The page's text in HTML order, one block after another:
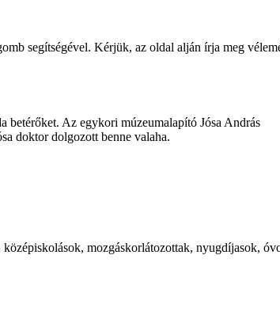
segítségével. Kérjük, az oldal alján írja meg
betérőket. Az egykori múzeumalapító Jósa András
doktor dolgozott benne valaha.
mozgáskorlátozottak, nyugdíjasok,